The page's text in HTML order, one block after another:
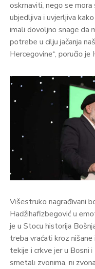
oskrnaviti, nego se
ubjedljiva i uvjerljiva
imali dovoljno snage da
potrebe u cilju jačanja
Hercegovine“, poručio je
Višestruko nagrađivani
Hadžihafizbegović u
je u Stocu historija
treba vraćati kroz
tekije i crkve jer u Bosni
smetali zvonima, ni